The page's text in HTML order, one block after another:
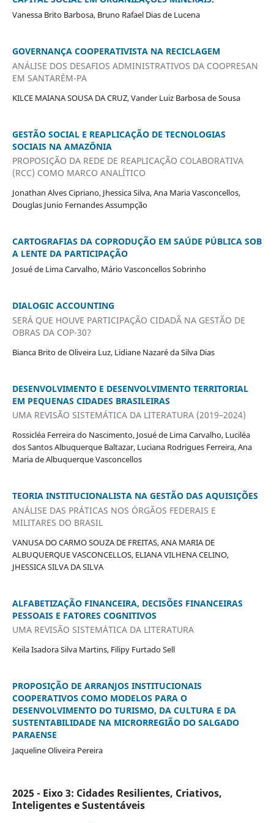
Vanessa Brito Barbosa, Bruno Rafael Dias de Lucena
GOVERNANÇA COOPERATIVISTA NA RECICLAGEM
ANÁLISE DOS DESAFIOS ADMINISTRATIVOS DA COOPRESAN
EM SANTARÉM-PA
KILCE MAIANA SOUSA DA CRUZ, Vander Luiz Barbosa de Sousa
GESTÃO SOCIAL E REAPLICAÇÃO DE TECNOLOGIAS
SOCIAIS NA AMAZÔNIA
PROPOSIÇÃO DA REDE DE REAPLICAÇÃO COLABORATIVA
(RCC) COMO MARCO ANALÍTICO
Jonathan Alves Cipriano, Jhessica Silva, Ana Maria Vasconcellos,
Douglas Junio Fernandes Assumpção
CARTOGRAFIAS DA COPRODUÇÃO EM SAÚDE PÚBLICA SOB
A LENTE DA PARTICIPAÇÃO
Josué de Lima Carvalho, Mário Vasconcellos Sobrinho
DIALOGIC ACCOUNTING
SERÁ QUE HOUVE PARTICIPAÇÃO CIDADÃ NA GESTÃO DE
OBRAS DA COP-30?
Bianca Brito de Oliveira Luz, Lidiane Nazaré da Silva Dias
DESENVOLVIMENTO E DESENVOLVIMENTO TERRITORIAL
EM PEQUENAS CIDADES BRASILEIRAS
UMA REVISÃO SISTEMÁTICA DA LITERATURA (2019–2024)
Rossicléa Ferreira do Nascimento, Josué de Lima Carvalho, Luciléa
dos Santos Albuquerque Baltazar, Luciana Rodrigues Ferreira, Ana
Maria de Albuquerque Vasconcellos
TEORIA INSTITUCIONALISTA NA GESTÃO DAS AQUISIÇÕES
ANÁLISE DAS PRÁTICAS NOS ÓRGÃOS FEDERAIS E
MILITARES DO BRASIL
VANUSA DO CARMO SOUZA DE FREITAS, ANA MARIA DE
ALBUQUERQUE VASCONCELLOS, ELIANA VILHENA CELINO,
JHESSICA SILVA DA SILVA
ALFABETIZAÇÃO FINANCEIRA, DECISÕES FINANCEIRAS
PESSOAIS E FATORES COGNITIVOS
UMA REVISÃO SISTEMÁTICA DA LITERATURA
Keila Isadora Silva Martins, Filipy Furtado Sell
PROPOSIÇÃO DE ARRANJOS INSTITUCIONAIS
COOPERATIVOS COMO MODELOS PARA O
DESENVOLVIMENTO DO TURISMO, DA CULTURA E DA
SUSTENTABILIDADE NA MICRORREGIÃO DO SALGADO
PARAENSE
Jaqueline Oliveira Pereira
2025 - Eixo 3: Cidades Resilientes, Criativos,
Inteligentes e Sustentáveis